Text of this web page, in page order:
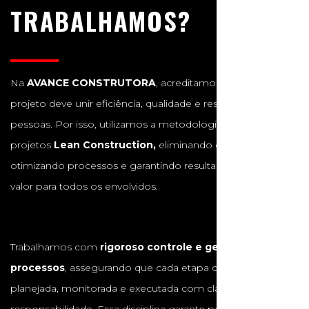
TRABALHAMOS?
Na AVANCE CONSTRUTORA, acreditamos que cada
projeto deve unir eficiência, qualidade e respeito às
pessoas. Por isso, utilizamos a metodologia de gestão de
projetos Lean Construction, eliminando desperdícios,
otimizando processos e garantindo resultados com maior
valor para todos os envolvidos.
Trabalhamos com rigoroso controle e gestão de
processos, assegurando que cada etapa da obra seja
planejada, monitorada e executada com clareza e